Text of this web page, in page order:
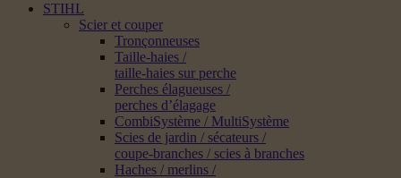
STIHL
Scier et couper
Tronçonneuses
Taille-haies /
taille-haies sur perche
Perches élagueuses /
perches d’élagage
CombiSystème / MultiSystème
Scies de jardin / sécateurs /
coupe-branches / scies à branches
Haches / merlins /